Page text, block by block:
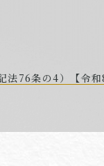
法76条の4）【令